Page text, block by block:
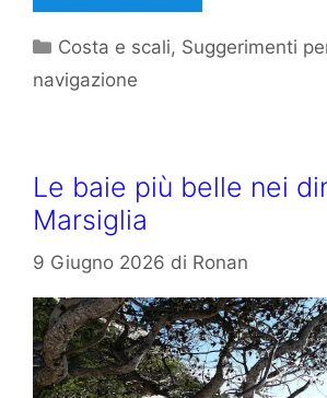
Categorie
Costa e scali, Suggerimenti
navigazione
Le baie più belle nei
Marsiglia
9 Giugno 2026 di Ronan